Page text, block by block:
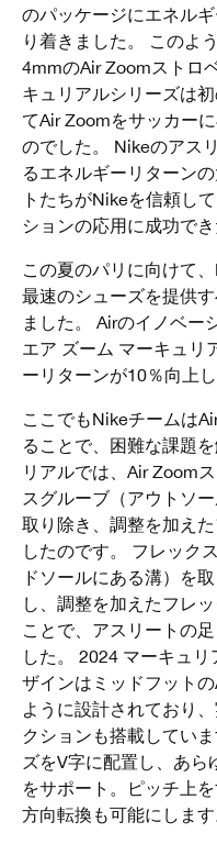
のパッケージにエネル
り着きました。 このよ
4mmのAir Zoomストロ
キュリアルシリーズは
てAir Zoomをサッカー
のでした。 Nikeのアス
るエネルギーリターン
トたちがNikeを信頼し
ションの応用に成功でき
この夏のパリに向けて
最速のシューズを提供
ました。 Airのイノベー
エア ズーム マーキュリ
ーリターンが10％向上し
ここでもNikeチームは
ることで、困難な課題
リアルでは、Air Zoom
スグルーブ（アウトソ
取り除き、調整を加え
したのです。 フレック
ドソールにある溝）を
し、調整を加えたフレ
ことで、アスリートの
した。 2024 マーキュ
ザインはミッドフット
ように設計されており
クションも搭載してい
ズをV字に配置し、あら
をサポート。ピッチ上
方向転換も可能にします